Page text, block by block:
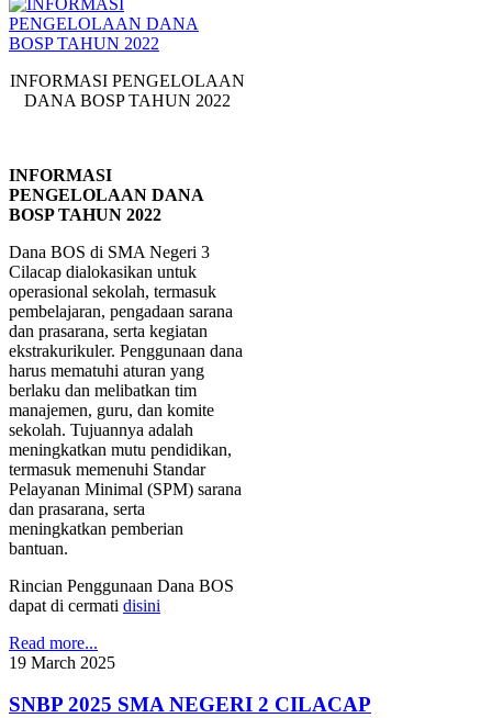
INFORMASI PENGELOLAAN
DANA BOSP TAHUN 2022
INFORMASI
PENGELOLAAN DANA
BOSP TAHUN 2022
Dana BOS di SMA Negeri 3
Cilacap dialokasikan untuk
operasional sekolah, termasuk
pembelajaran, pengadaan sarana
dan prasarana, serta kegiatan
ekstrakurikuler. Penggunaan dana
harus mematuhi aturan yang
berlaku dan melibatkan tim
manajemen, guru, dan komite
sekolah. Tujuannya adalah
meningkatkan mutu pendidikan,
termasuk memenuhi Standar
Pelayanan Minimal (SPM) sarana
dan prasarana, serta
meningkatkan pemberian
bantuan.
Rincian Penggunaan Dana BOS
dapat di cermati disini
Read more...
19 March 2025
SNBP 2025 SMA NEGERI 2 CILACAP